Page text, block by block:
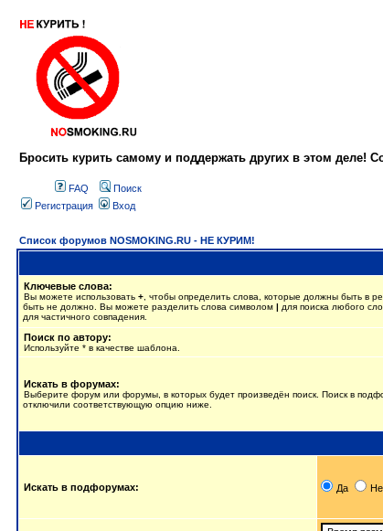
Бросить курить самому и поддержать других в этом
FAQ
Поиск
Регистрация
Вход
Список форумов NOSMOKING.RU - НЕ КУРИМ!
Ключевые слова:
Вы можете использовать + , чтобы определить слова, которые должны быть в
быть не должно. Вы можете разделить слова символом | для поиска любого
для частичного совпадения.
Поиск по автору:
Используйте * в качестве шаблона.
Искать в форумах:
Выберите форум или форумы, в которых будет произведён поиск. Поиск в
отключили соответствующую опцию ниже.
Искать в подфорумах: Да